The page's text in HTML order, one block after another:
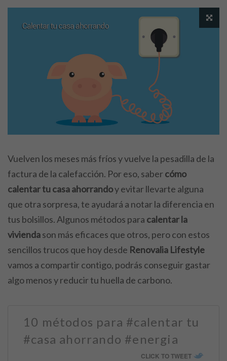
Vuelven los meses más fríos y vuelve la pesadilla de la
factura de la calefacción. Por eso, sabercómo
calentar tu casa ahorrandoy evitar llevarte alguna
que otra sorpresa, te ayudará a notar la diferencia en
tus bolsillos. Algunos métodos para calentar la
viviendason más eficaces que otros, pero con estos
sencillos trucos que hoy desde Renovalia Lifestyle
vamos a compartir contigo, podrás conseguir gastar
algo menos y reducir tu huella de carbono.
10 métodos para #calentar tu
#casa ahorrando #energia
CLICK TO TWEET